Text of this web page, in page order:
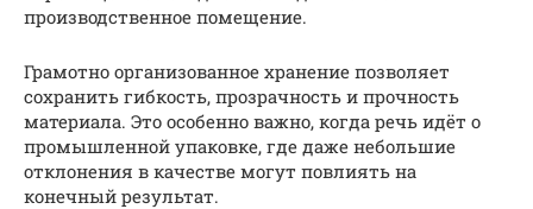
производственное помещение.
Грамотно организованное хранение позволяет
сохранить гибкость, прозрачность и прочность
материала. Это особенно важно, когда речь идёт о
промышленной упаковке, где даже небольшие
отклонения в качестве могут повлиять на
конечный результат.